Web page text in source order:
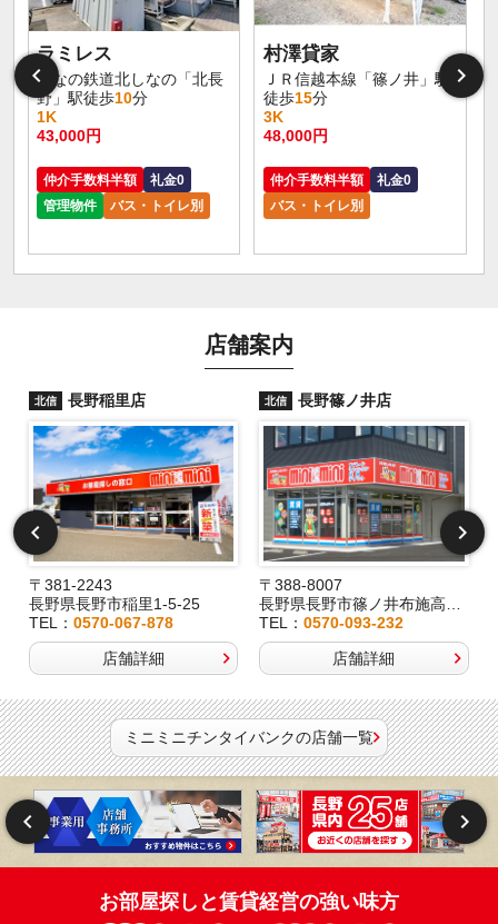
ラミレス
しなの鉄道北しなの「北長
野」駅徒歩10分
1K
43,000円
仲介手数料半額
礼金0
管理物件
バス・トイレ別
村澤貸家
ＪＲ信越本線「篠ノ井」駅
徒歩15分
3K
48,000円
仲介手数料半額
礼金0
バス・トイレ別
店舗案内
北信 長野稲里店
〒381-2243
長野県長野市稲里1-5-25
TEL：0570-067-878
店舗詳細
北信 長野篠ノ井店
〒388-8007
長野県長野市篠ノ井布施高田407-8
TEL：0570-093-232
店舗詳細
ミニミニチンタイバンクの店舗一覧
お部屋探しと賃貸経営の強い味方